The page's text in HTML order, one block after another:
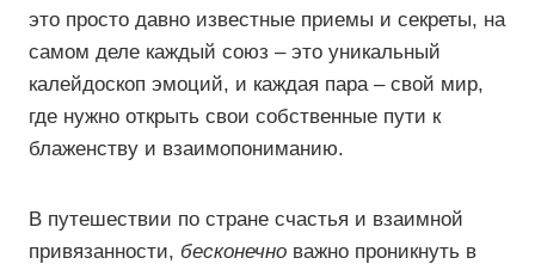
это просто давно известные приемы и секреты, на
самом деле каждый союз – это уникальный
калейдоскоп эмоций, и каждая пара – свой мир,
где нужно открыть свои собственные пути к
блаженству и взаимопониманию.
В путешествии по стране счастья и взаимной
привязанности, бесконечно важно проникнуть в